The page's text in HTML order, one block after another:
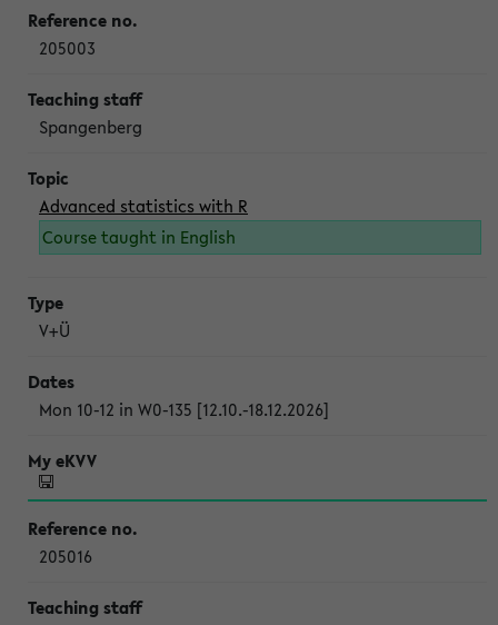
205003
Spangenberg
Advanced statistics with R
Course taught in English
V+Ü
Mon 10-12 in W0-135 [12.10.-18.12.2026]
205016